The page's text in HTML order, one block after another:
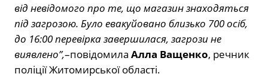
від невідомого про те, що магазинзнаходяться
під загрозою. Було евакуйовано близько 700осіб,
до 16:00перевірказавершилася, загрози не
виявлено”,–повідомила Алла Ващенко, речник
поліціїЖитомирськоїобласті.